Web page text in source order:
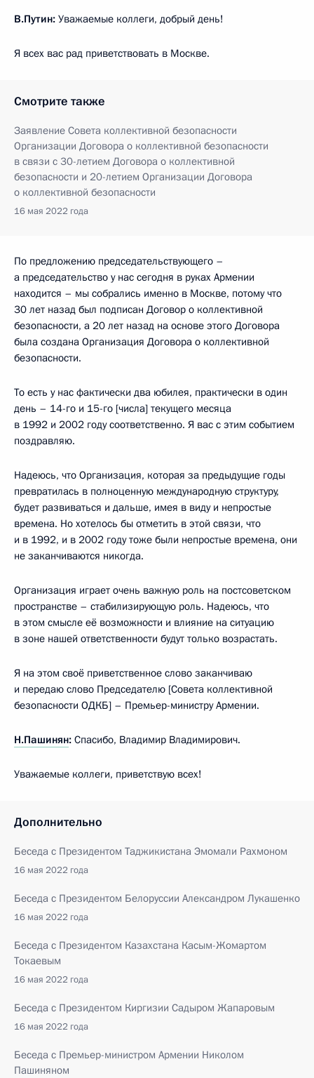
В.Путин: Уважаемые коллеги, добрый день!
Я всех вас рад приветствовать в Москве.
Смотрите также
Заявление Совета коллективной безопасности
Организации Договора о коллективной безопасности
в связи с 30-летием Договора о коллективной
безопасности и 20-летием Организации Договора
о коллективной безопасности
16 мая 2022 года
По предложению председательствующего –
а председательство у нас сегодня в руках Армении
находится – мы собрались именно в Москве, потому что
30 лет назад был подписан Договор о коллективной
безопасности, а 20 лет назад на основе этого Договора
была создана Организация Договора о коллективной
безопасности.
То есть у нас фактически два юбилея, практически в один
день – 14-го и 15-го [числа] текущего месяца
в 1992 и 2002 году соответственно. Я вас с этим событием
поздравляю.
Надеюсь, что Организация, которая за предыдущие годы
превратилась в полноценную международную структуру,
будет развиваться и дальше, имея в виду и непростые
времена. Но хотелось бы отметить в этой связи, что
и в 1992, и в 2002 году тоже были непростые времена, они
не заканчиваются никогда.
Организация играет очень важную роль на постсоветском
пространстве – стабилизирующую роль. Надеюсь, что
в этом смысле её возможности и влияние на ситуацию
в зоне нашей ответственности будут только возрастать.
Я на этом своё приветственное слово заканчиваю
и передаю слово Председателю [Совета коллективной
безопасности ОДКБ] – Премьер-министру Армении.
Н.Пашинян: Спасибо, Владимир Владимирович.
Уважаемые коллеги, приветствую всех!
Дополнительно
Беседа с Президентом Таджикистана Эмомали Рахмоном
16 мая 2022 года
Беседа с Президентом Белоруссии Александром Лукашенко
16 мая 2022 года
Беседа с Президентом Казахстана Касым-Жомартом
Токаевым
16 мая 2022 года
Беседа с Президентом Киргизии Садыром Жапаровым
16 мая 2022 года
Беседа с Премьер-министром Армении Николом
Пашиняном